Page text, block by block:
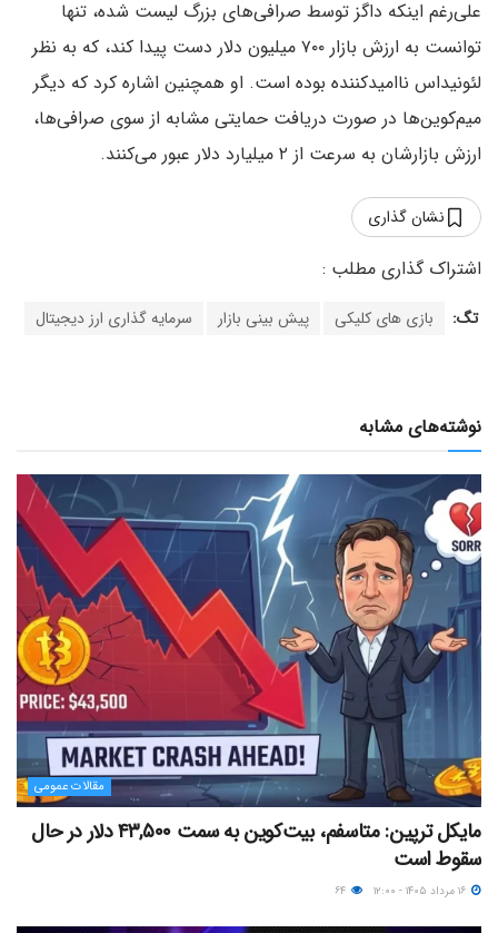
علی‌رغم اینکه داگز توسط صرافی‌های بزرگ لیست شده، تنها
توانست به ارزش بازار ۷۰۰ میلیون دلار دست پیدا کند، که به نظر
لئونیداس ناامیدکننده بوده است. او همچنین اشاره کرد که دیگر
میم‌کوین‌ها در صورت دریافت حمایتی مشابه از سوی صرافی‌ها،
ارزش بازارشان به سرعت از ۲ میلیارد دلار عبور می‌کنند.
نشان گذاری
تگ: بازی های کلیکی پیش بینی بازار سرمایه گذاری ارز دیجیتال
نوشته‌های مشابه
مقالات عمومی
مایکل ترپین: متاسفم، بیت‌کوین به سمت ۴۳,۵۰۰ دلار در حال
سقوط است